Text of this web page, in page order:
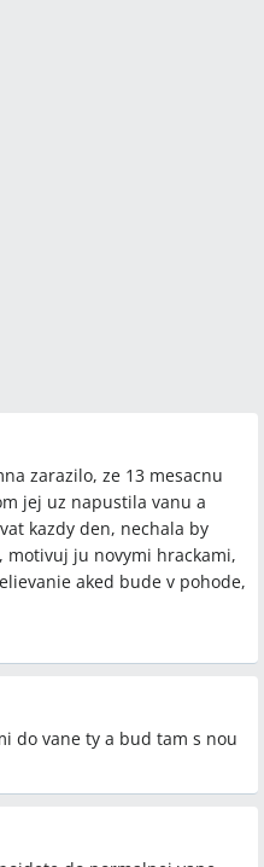
zarazilo, ze 13 mesacnu
jej uz napustila vanu a
kazdy den, nechala by
ju novymi hrackami,
aked bude v pohode,
do vane ty a bud tam s nou